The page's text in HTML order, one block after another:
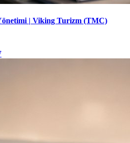
| Viking Turizm (TMC)